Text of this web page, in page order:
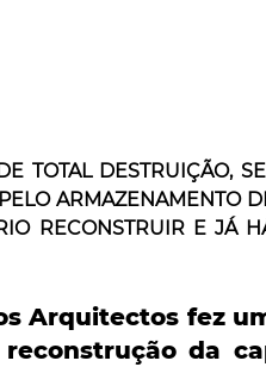
TOTAL DESTRUIÇÃO,
ARMAZENAMENTO
RECONSTRUIR E JÁ
Arquitectos fez
da